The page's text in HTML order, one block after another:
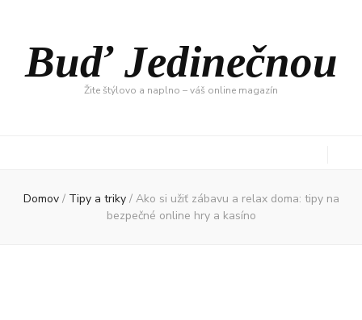
Buď Jedinečnou
Žite štýlovo a naplno – váš online magazín
Domov / Tipy a triky / Ako si užiť zábavu a relax doma: tipy na
bezpečné online hry a kasíno